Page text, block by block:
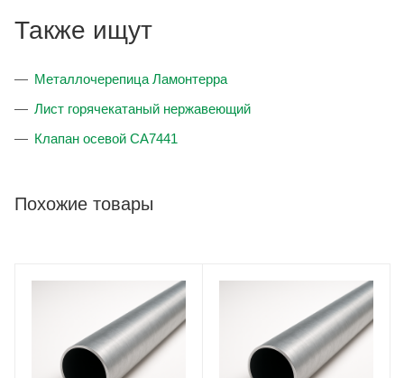
Также ищут
Металлочерепица Ламонтерра
Лист горячекатаный нержавеющий
Клапан осевой CA7441
Похожие товары